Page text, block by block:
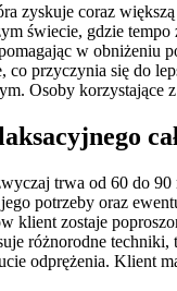
zyskuje coraz
świecie, gdzie
w
przyczynia się do
Osoby korzystające
trwa od 60 do
potrzeby oraz
klient zostaje
różnorodne
odprężenia. Klient